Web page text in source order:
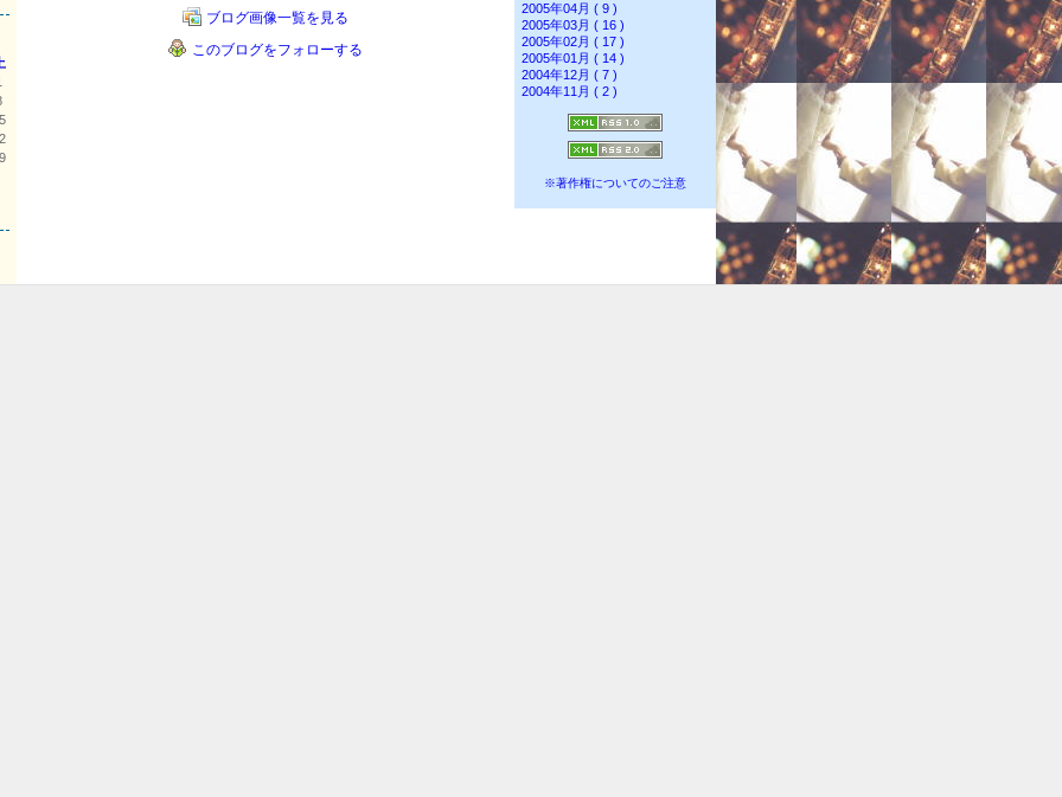
ブログ画像一覧を見る
このブログをフォローする
2005年04月 ( 9 )
2005年03月 ( 16 )
2005年02月 ( 17 )
2005年01月 ( 14 )
2004年12月 ( 7 )
2004年11月 ( 2 )
※著作権についてのご注意